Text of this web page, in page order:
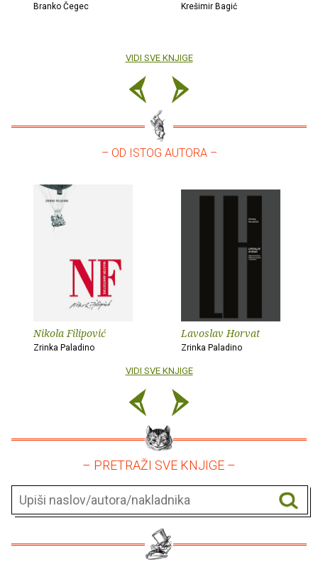
Branko Čegec Krešimir Bagić
VIDI SVE KNJIGE
– OD ISTOG AUTORA –
Nikola Filipović
Zrinka Paladino
Lavoslav Horvat
Zrinka Paladino
VIDI SVE KNJIGE
– PRETRAŽI SVE KNJIGE –